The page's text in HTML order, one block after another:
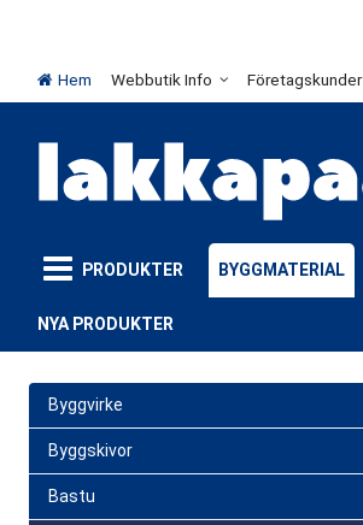
Hem Webbutik Info Företagskunder
PRODUKTER BYGGMATERIAL
NYA PRODUKTER
Byggvirke
Byggskivor
Bastu